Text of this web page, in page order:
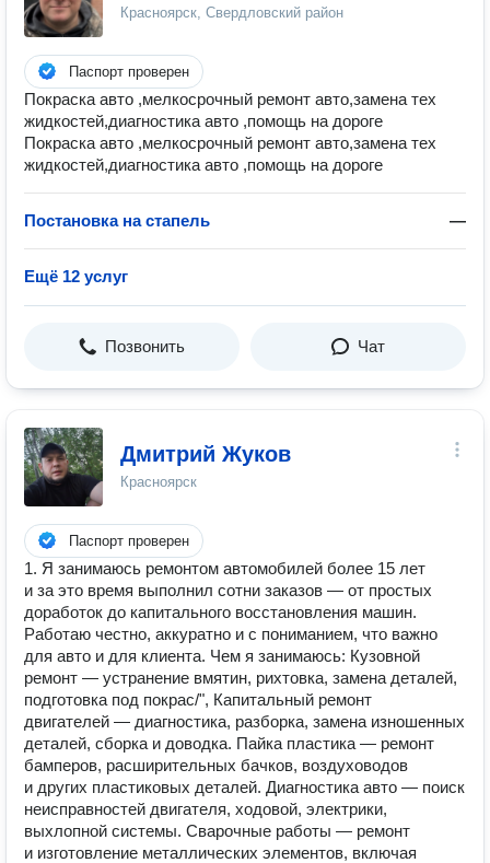
Красноярск, Свердловский район
Паспорт проверен
Покраска авто ,мелкосрочный ремонт авто,замена тех
жидкостей,диагностика авто ,помощь на дороге
Покраска авто ,мелкосрочный ремонт авто,замена тех
жидкостей,диагностика авто ,помощь на дороге
Постановка на стапель —
Ещё 12 услуг
Позвонить Чат
Дмитрий Жуков
Красноярск
Паспорт проверен
1. Я занимаюсь ремонтом автомобилей более 15 лет
и за это время выполнил сотни заказов — от простых
доработок до капитального восстановления машин.
Работаю честно, аккуратно и с пониманием, что важно
для авто и для клиента. Чем я занимаюсь: Кузовной
ремонт — устранение вмятин, рихтовка, замена деталей,
подготовка под покрас/", Капитальный ремонт
двигателей — диагностика, разборка, замена изношенных
деталей, сборка и доводка. Пайка пластика — ремонт
бамперов, расширительных бачков, воздуховодов
и других пластиковых деталей. Диагностика авто — поиск
неисправностей двигателя, ходовой, электрики,
выхлопной системы. Сварочные работы — ремонт
и изготовление металлических элементов, включая